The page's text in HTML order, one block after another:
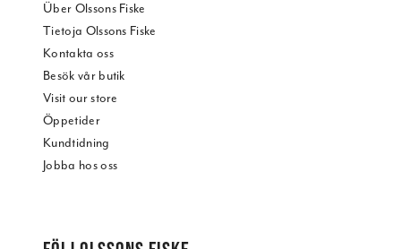
Über Olssons Fiske
Tietoja Olssons Fiske
Kontakta oss
Besök vår butik
Visit our store
Öppetider
Kundtidning
Jobba hos oss